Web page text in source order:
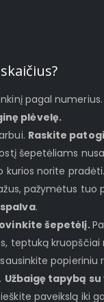
pagal numerius.
plėvelę.
Raskite
šepetėliams
kurios norite
pažymėtus tuo
.
šepetėlį.
teptuką
popieriniu
Užbaigę tapybą
paveikslą iki